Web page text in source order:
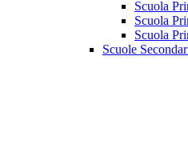
Scuola
Scuola
Scuola
Scuole